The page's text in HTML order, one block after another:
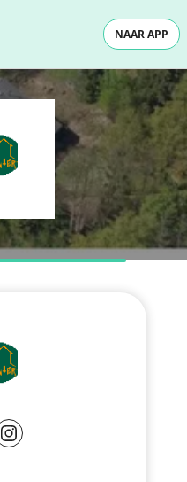
NAAR APP